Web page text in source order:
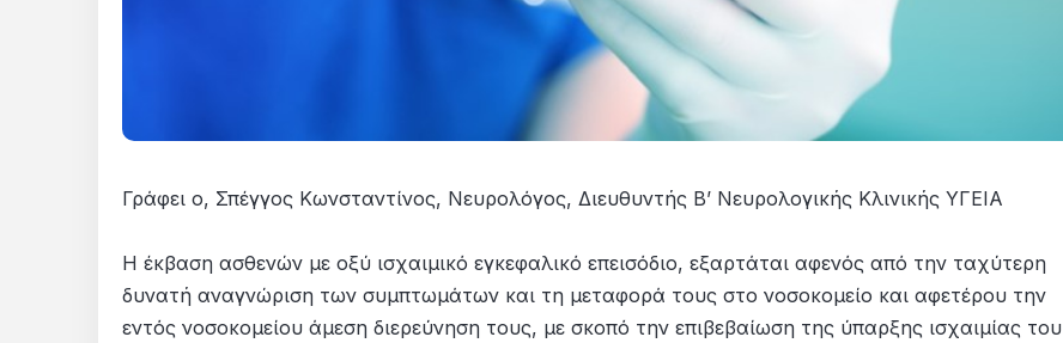
Γράφει ο, Σπέγγος Κωνσταντίνος, Νευρολόγος, Διευθυντής Β’ Νευρολογικής Κλινικής ΥΓΕΙΑ
Η έκβαση ασθενών με οξύ ισχαιμικό εγκεφαλικό επεισόδιο, εξαρτάται αφενός από την ταχύτερη
δυνατή αναγνώριση των συμπτωμάτων και τη μεταφορά τους στο νοσοκομείο και αφετέρου την
εντός νοσοκομείου άμεση διερεύνηση τους, με σκοπό την επιβεβαίωση της ύπαρξης ισχαιμίας του